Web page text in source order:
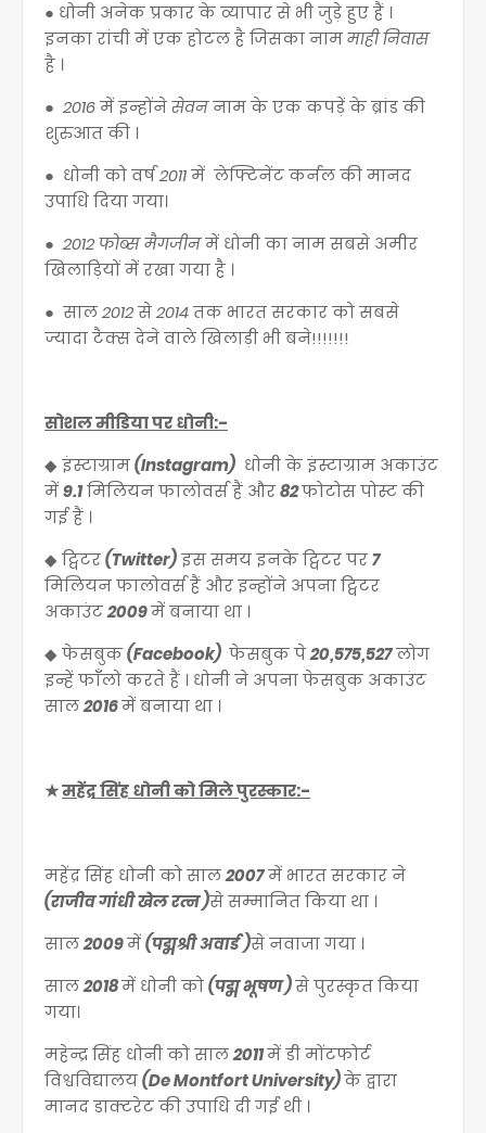
● धोनी अनेक प्रकार के व्यापार से भी जुड़े हुए हैं ।
इनका रांची में एक होटल है जिसका नाममाही निवास
है ।
●2016में इन्होंनेसेवननाम के एक कपड़ें के ब्रांड की
शुरुआत की ।
● धोनी को वर्ष2011में लेफ्टिनेंट कर्नल की मानद
उपाधि दिया गया।
●2012 फोब्स मैगजीनमें धोनी का नाम सबसे अमीर
खिलाड़ियों में रखा गया है ।
● साल2012से2014तक भारत सरकार को सबसे
ज्यादा टैक्स देने वाले खिलाड़ी भी बने!!!!!!!
सोशल मीडिया पर धोनी:-
◆ इंस्टाग्राम(Instagram) धोनी के इंस्टाग्राम अकाउंट
में9.1मिलियन फालोवर्स हैं और82फोटोस पोस्ट की
गई हैं ।
◆ ट्विटर(Twitter)इस समय इनके ट्विटर पर7
मिलियन फालोवर्स हैं और इन्होंने अपना ट्विटर
अकाउंट2009में बनाया था ।
◆ फेसबुक(Facebook) फेसबुक पे20,575,527लोग
इन्हें फाँँलो करते हैं । धोनी ने अपना फेसबुक अकाउंट
साल2016में बनाया था ।
★महेंद्र सिंह धोनी को मिले पुरस्कार:-
महेंद्र सिंह धोनी को साल2007में भारत सरकार ने
(राजीव गांधी खेल रत्न )से सम्मानित किया था ।
साल2009में(पद्मश्री अवार्ड)से नवाजा गया ।
साल2018में धोनी को(पद्म भूषण )से पुरस्कृत किया
गया।
महेन्द्र सिंह धोनी को साल2011में डी मोंटफोर्ट
विश्वविद्यालय(De Montfort University)के द्वारा
मानद डाक्टरेट की उपाधि दी गई थी ।